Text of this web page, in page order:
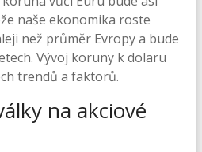
naše ekonomika roste
než průměr Evropy a bude
Vývoj koruny k dolaru
trendů a faktorů.
na akciové